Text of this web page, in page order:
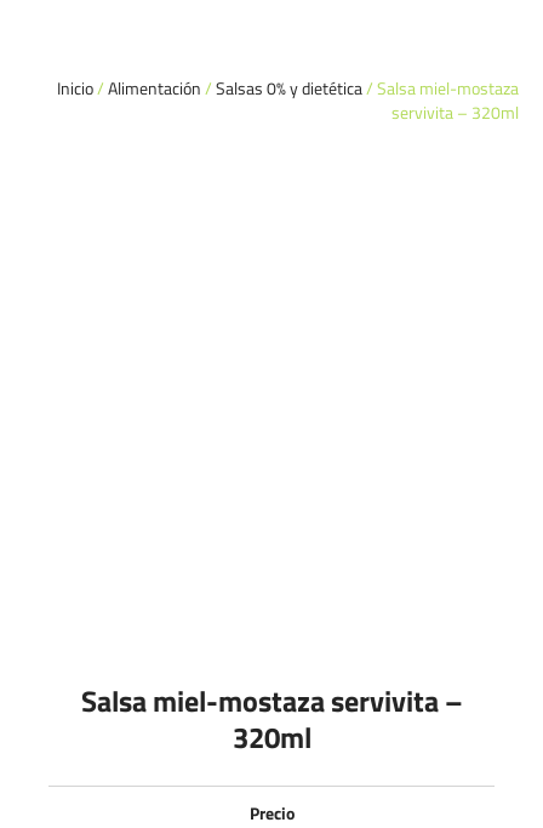
Inicio/Alimentación/Salsas 0% y dietética/ Salsa miel-mostaza
servivita – 320ml
Salsa miel-mostaza servivita –
320ml
Precio